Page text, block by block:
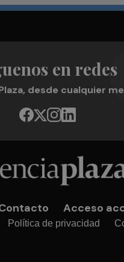
en redes
desde cualquier
Acceso
Política de privacidad